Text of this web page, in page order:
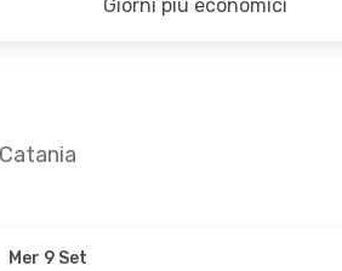
Giorni più economici
Mer 9 Set